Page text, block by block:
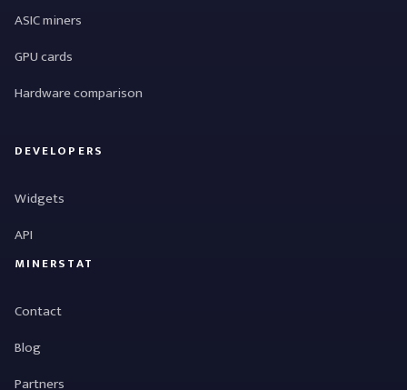
ASIC miners
GPU cards
Hardware comparison
DEVELOPERS
Widgets
API
MINERSTAT
Contact
Blog
Partners